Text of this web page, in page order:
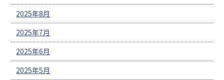
2025年8月
2025年7月
2025年6月
2025年5月